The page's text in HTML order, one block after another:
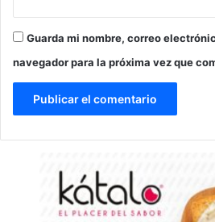
Guarda mi nombre, correo
navegador para la próxima vez que